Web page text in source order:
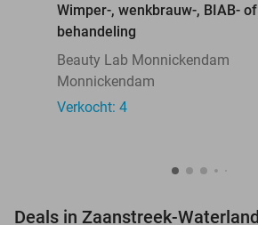
Wimper-, wenkbrauw-, BIAB-
behandeling
Beauty Lab Monnickendam
Monnickendam
Verkocht: 4
Deals in Zaanstreek-Waterland